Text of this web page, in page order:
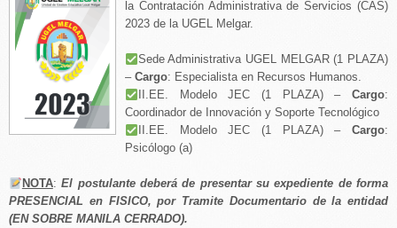
la Contratación Administrativa de Servicios (CAS)
2023 de la UGEL Melgar.
Sede Administrativa UGEL MELGAR (1 PLAZA)
– Cargo: Especialista en Recursos Humanos.
II.EE. Modelo JEC (1 PLAZA) – Cargo:
Coordinador de Innovación y Soporte Tecnológico
II.EE. Modelo JEC (1 PLAZA) – Cargo:
Psicólogo (a)
NOTA:El postulante deberá de presentar su expediente de forma
PRESENCIAL en FISICO, por Tramite Documentario de la entidad
(EN SOBRE MANILA CERRADO).